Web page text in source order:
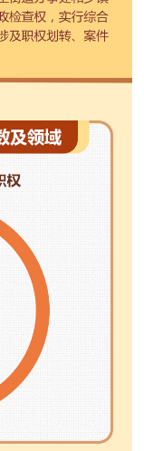
图说互动
视频北京
РУССКИЙ ЯЗЫК
PORTUGUÊS